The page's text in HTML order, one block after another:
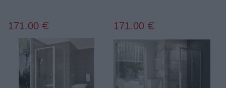
171.00 € 171.00 €